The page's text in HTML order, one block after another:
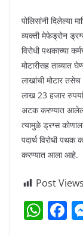
पोलिसांनी दिलेल्या
व्यक्ती मेफेड्रोन
विरोधी पथकाच्या
मोटारीसह ताब्यात
लाखांची मोटार
लाख 23 हजार
अटक करण्यात
त्यामुळे ड्रग्स
पदार्थ विरोधी
करण्यात आला आहे.
Post
W F